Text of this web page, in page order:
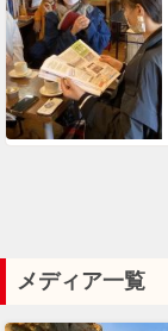
メディア一覧